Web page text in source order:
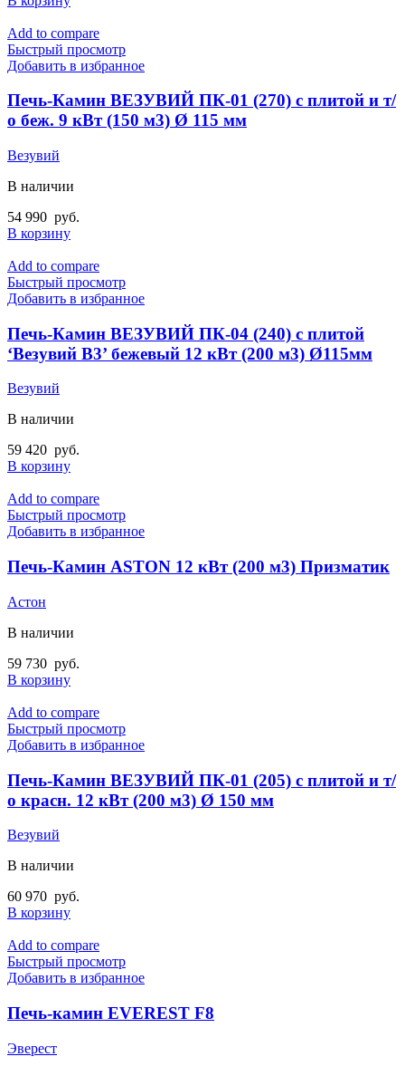
Add to compare
Быстрый просмотр
Добавить в избранное
Печь-Камин ВЕЗУВИЙ ПК-01 (270) с плитой и т/
о беж. 9 кВт (150 м3) Ø 115 мм
Везувий
В наличии
54 990 руб.
В корзину
Add to compare
Быстрый просмотр
Добавить в избранное
Печь-Камин ВЕЗУВИЙ ПК-04 (240) с плитой
‘Везувий В3’ бежевый 12 кВт (200 м3) Ø115мм
Везувий
В наличии
59 420 руб.
В корзину
Add to compare
Быстрый просмотр
Добавить в избранное
Печь-Камин ASTON 12 кВт (200 м3) Призматик
Астон
В наличии
59 730 руб.
В корзину
Add to compare
Быстрый просмотр
Добавить в избранное
Печь-Камин ВЕЗУВИЙ ПК-01 (205) с плитой и т/
о красн. 12 кВт (200 м3) Ø 150 мм
Везувий
В наличии
60 970 руб.
В корзину
Add to compare
Быстрый просмотр
Добавить в избранное
Печь-камин EVEREST F8
Эверест